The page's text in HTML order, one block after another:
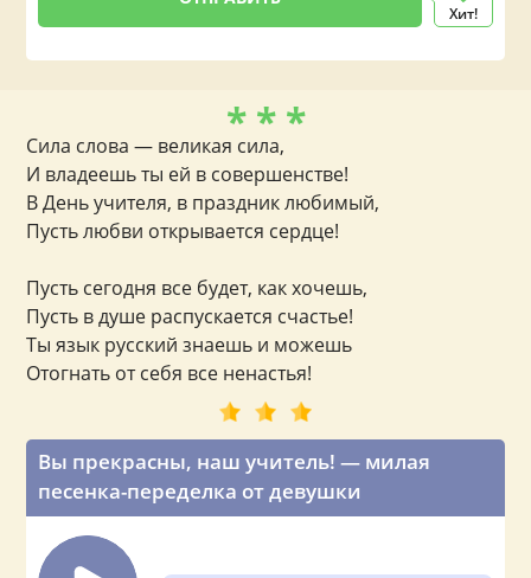
Хит!
Вы прекрасны, наш учитель! — милая
песенка-переделка от девушки
* * *
Сила слова — великая сила,
И владеешь ты ей в совершенстве!
В День учителя, в праздник любимый,
Пусть любви открывается сердце!
Пусть сегодня все будет, как хочешь,
Пусть в душе распускается счастье!
Ты язык русский знаешь и можешь
Отогнать от себя все ненастья!